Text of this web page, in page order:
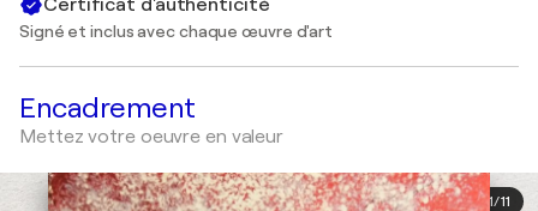
Signé et inclus avec chaque œuvre d'art
Encadrement
Mettez votre oeuvre en valeur
1/11